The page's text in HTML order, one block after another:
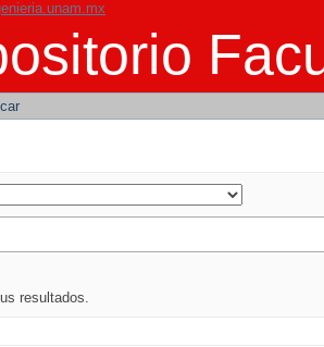
resultados.